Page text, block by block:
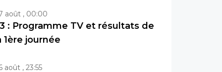
août , 00:00
: Programme TV et résultats de
1ère journée
août , 23:55